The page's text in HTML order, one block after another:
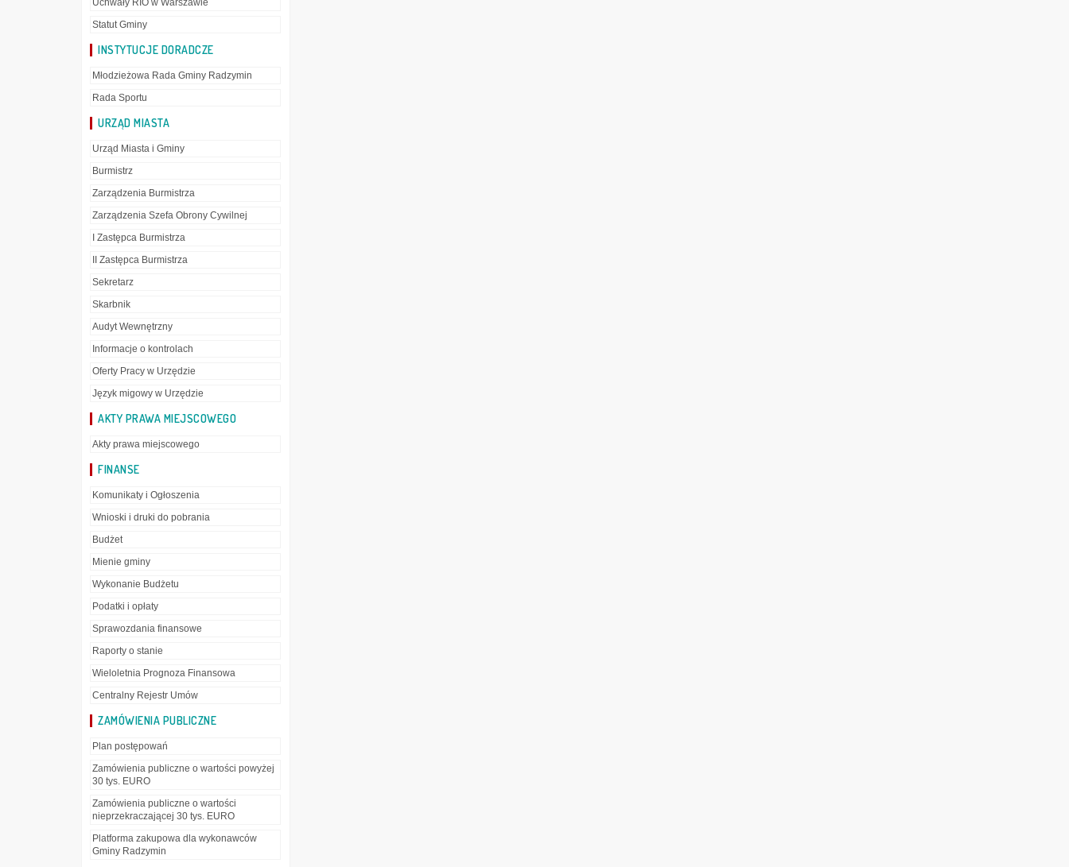
Uchwały RIO w Warszawie
Statut Gminy
INSTYTUCJE DORADCZE
Młodzieżowa Rada Gminy Radzymin
Rada Sportu
URZĄD MIASTA
Urząd Miasta i Gminy
Burmistrz
Zarządzenia Burmistrza
Zarządzenia Szefa Obrony Cywilnej
I Zastępca Burmistrza
II Zastępca Burmistrza
Sekretarz
Skarbnik
Audyt Wewnętrzny
Informacje o kontrolach
Oferty Pracy w Urzędzie
Język migowy w Urzędzie
AKTY PRAWA MIEJSCOWEGO
Akty prawa miejscowego
FINANSE
Komunikaty i Ogłoszenia
Wnioski i druki do pobrania
Budżet
Mienie gminy
Wykonanie Budżetu
Podatki i opłaty
Sprawozdania finansowe
Raporty o stanie
Wieloletnia Prognoza Finansowa
Centralny Rejestr Umów
ZAMÓWIENIA PUBLICZNE
Plan postępowań
Zamówienia publiczne o wartości powyżej
30 tys. EURO
Zamówienia publiczne o wartości
nieprzekraczającej 30 tys. EURO
Platforma zakupowa dla wykonawców
Gminy Radzymin